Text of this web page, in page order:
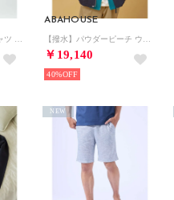
ABAHOUSE
￥19,140
40%
NEW